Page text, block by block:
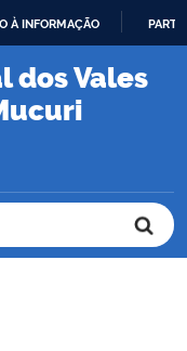
À INFORMAÇÃO
dos Vales